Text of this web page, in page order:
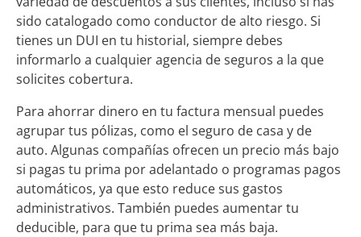
sido catalogado como conductor de alto riesgo. Si
tienes un DUI en tu historial, siempre debes
informarlo a cualquier agencia de seguros a la que
solicites cobertura.
Para ahorrar dinero en tu factura mensual puedes
agrupar tus pólizas, como el seguro de casa y de
auto. Algunas compañías ofrecen un precio más bajo
si pagas tu prima por adelantado o programas pagos
automáticos, ya que esto reduce sus gastos
administrativos. También puedes aumentar tu
deducible, para que tu prima sea más baja.